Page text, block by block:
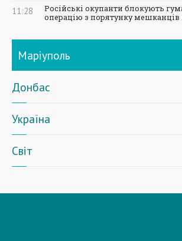
11:28
Російські окупанти блокують
операцію з порятунку мешканців
Маріуполь
Донбас
Україна
Світ